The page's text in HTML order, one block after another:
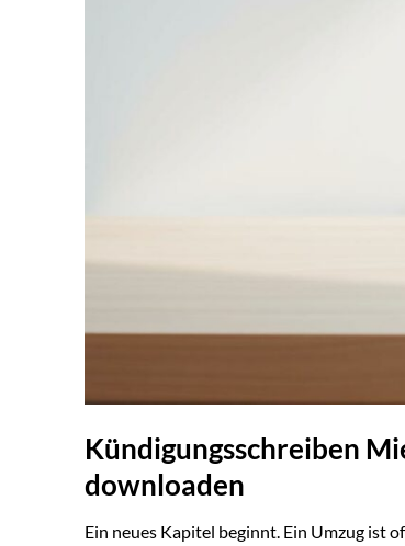
Kündigungsschreiben
downloaden
Ein neues Kapitel beginnt. Ein Umzug ist